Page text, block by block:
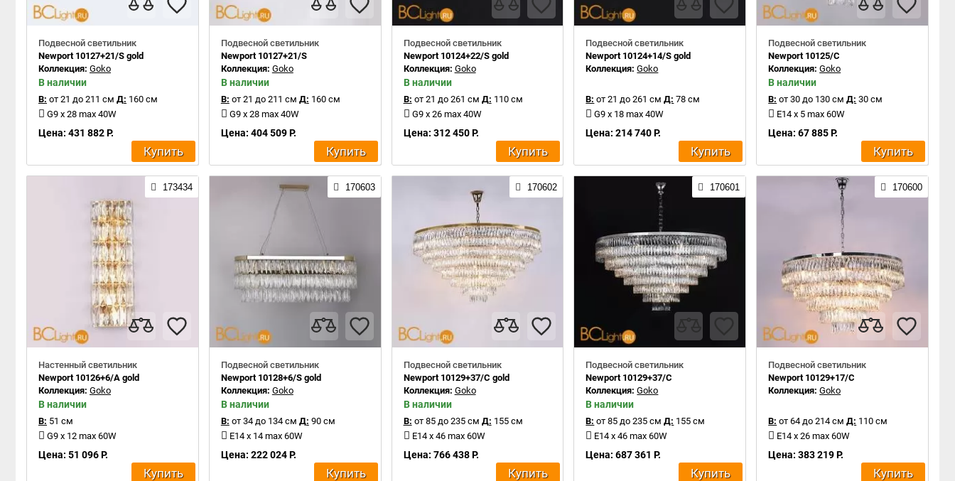
Подвесной светильник
Newport 10127+21/S gold
Коллекция: Goko
В наличии
В: от 21 до 211 см Д: 160 см
G9 x 28 max 40W
Цена: 431 882 Р.
Купить
Подвесной светильник
Newport 10127+21/S
Коллекция: Goko
В наличии
В: от 21 до 211 см Д: 160 см
G9 x 28 max 40W
Цена: 404 509 Р.
Купить
Подвесной светильник
Newport 10124+22/S gold
Коллекция: Goko
В наличии
В: от 21 до 261 см Д: 110 см
G9 x 26 max 40W
Цена: 312 450 Р.
Купить
Подвесной светильник
Newport 10124+14/S gold
Коллекция:Goko
В: от 21 до 261 см Д: 78 см
G9 x 18 max 40W
Цена: 214 740 Р.
Купить
Подвесной светильник
Newport 10125/C
Коллекция:Goko
В наличии
В: от 30 до 130 см Д: 30 см
E14 x 5 max 60W
Цена: 67 885 Р.
Купить
173434
Настенный светильник
Newport 10126+6/A gold
Коллекция: Goko
В наличии
В: 51 см
G9 x 12 max 60W
Цена: 51 096 Р.
Купить
170603
Подвесной светильник
Newport 10128+6/S gold
Коллекция: Goko
В наличии
В: от 34 до 134 см Д: 90 см
E14 x 14 max 60W
Цена: 222 024 Р.
Купить
170602
Подвесной светильник
Newport 10129+37/C gold
Коллекция: Goko
В наличии
В: от 85 до 235 см Д: 155 см
E14 x 46 max 60W
Цена: 766 438 Р.
Купить
170601
Подвесной светильник
Newport 10129+37/C
Коллекция:Goko
В наличии
В: от 85 до 235 см Д: 155 см
E14 x 46 max 60W
Цена: 687 361 Р.
Купить
170600
Подвесной светильник
Newport 10129+17/C
Коллекция:Goko
В: от 64 до 214 см Д: 110 см
E14 x 26 max 60W
Цена: 383 219 Р.
Купить